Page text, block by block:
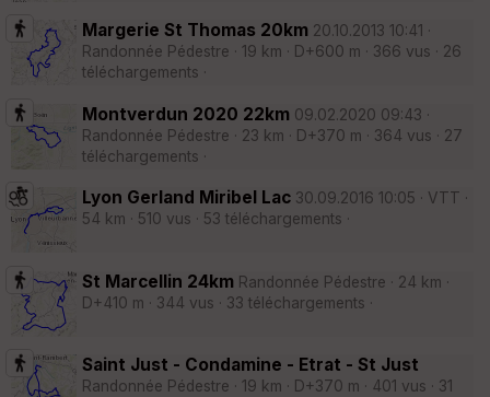
Margerie St Thomas 20km 20.10.2013 10:41 ·
Randonnée Pédestre · 19 km · D+600 m · 366 vus · 26
téléchargements ·
Montverdun 2020 22km 09.02.2020 09:43 ·
Randonnée Pédestre · 23 km · D+370 m · 364 vus · 27
téléchargements ·
Lyon Gerland Miribel Lac 30.09.2016 10:05 · VTT ·
54 km · 510 vus · 53 téléchargements ·
St Marcellin 24km Randonnée Pédestre · 24 km ·
D+410 m · 344 vus · 33 téléchargements ·
Saint Just - Condamine - Etrat - St Just
Randonnée Pédestre · 19 km · D+370 m · 401 vus · 31